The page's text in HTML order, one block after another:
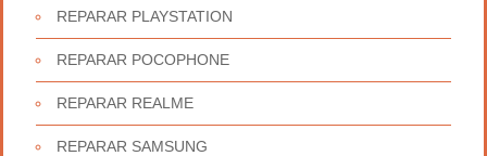
REPARAR PLAYSTATION
REPARAR POCOPHONE
REPARAR REALME
REPARAR SAMSUNG